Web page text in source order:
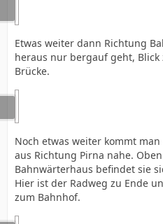
Etwas weiter dann Richtung
heraus nur bergauf geht,
Brücke.
Noch etwas weiter kommt
aus Richtung Pirna nahe.
Bahnwärterhaus befindet sie
Hier ist der Radweg zu Ende
zum Bahnhof.